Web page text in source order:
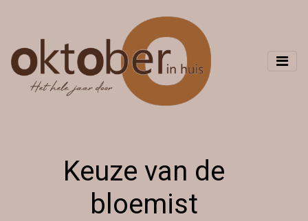
Keuze van de
bloemist